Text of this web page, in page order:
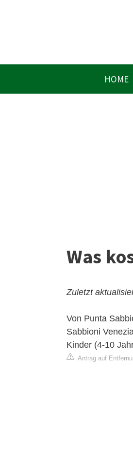
HOME
Was
Zuletzt
Von Punta
Sabbioni
Kinder (4-10
Antrag auf